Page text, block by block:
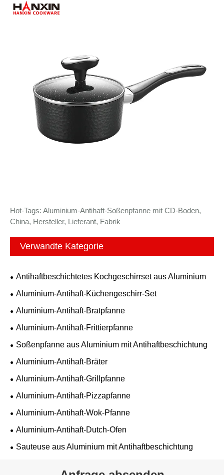
Hot-Tags: Aluminium-Antihaft-Soßenpfanne mit CD-Boden,
China, Hersteller, Lieferant, Fabrik
Verwandte Kategorie
Antihaftbeschichtetes Kochgeschirrset aus Aluminium
Aluminium-Antihaft-Küchengeschirr-Set
Aluminium-Antihaft-Bratpfanne
Aluminium-Antihaft-Frittierpfanne
Soßenpfanne aus Aluminium mit Antihaftbeschichtung
Aluminium-Antihaft-Bräter
Aluminium-Antihaft-Grillpfanne
Aluminium-Antihaft-Pizzapfanne
Aluminium-Antihaft-Wok-Pfanne
Aluminium-Antihaft-Dutch-Ofen
Sauteuse aus Aluminium mit Antihaftbeschichtung